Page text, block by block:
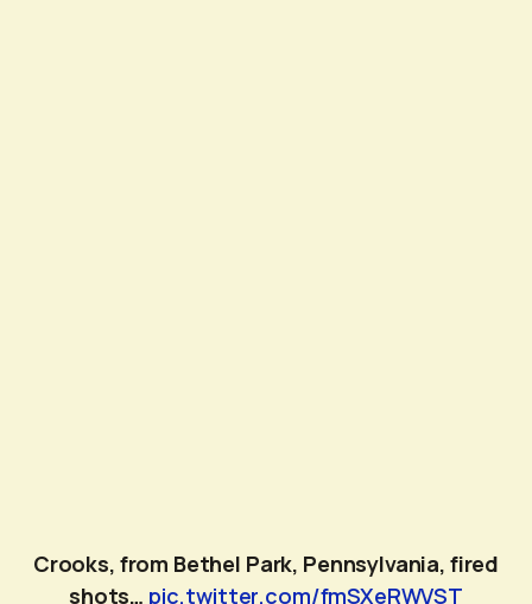
Crooks, from Bethel Park, Pennsylvania, fired
shots… pic.twitter.com/fmSXeRWVST